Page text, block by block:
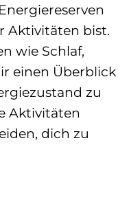
Aktivitäten bist.
wie Schlaf,
einen Überblick
zu
Aktivitäten
dich zu